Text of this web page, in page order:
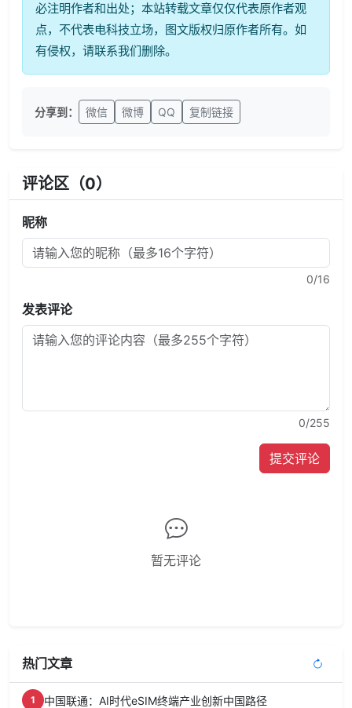
必注明作者和出处；本站转载文章仅仅代表原作者观
点，不代表电科技立场，图文版权归原作者所有。如
有侵权，请联系我们删除。
分享到： 微信 微博 QQ 复制链接
评论区（0）
昵称
0/16
发表评论
0/255
提交评论
暂无评论
热门文章
1 中国联通：AI时代eSIM终端产业创新中国路径